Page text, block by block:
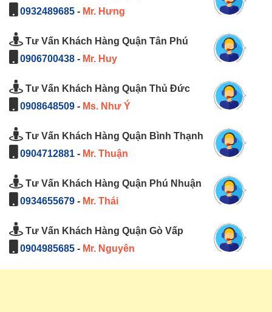
0932489685 - Mr. Hưng
Tư Vấn Khách Hàng Quận Tân Phú
0906700438 - Mr. Huy
Tư Vấn Khách Hàng Quận Thủ Đức
0908648509 - Ms. Như Ý
Tư Vấn Khách Hàng Quận Bình Thạnh
0904712881 - Mr. Thuận
Tư Vấn Khách Hàng Quận Phú Nhuận
0934655679 - Mr. Thái
Tư Vấn Khách Hàng Quận Gò Vấp
0904985685 - Mr. Nguyên